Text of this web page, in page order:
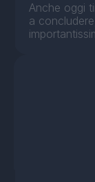
Anche oggi
a